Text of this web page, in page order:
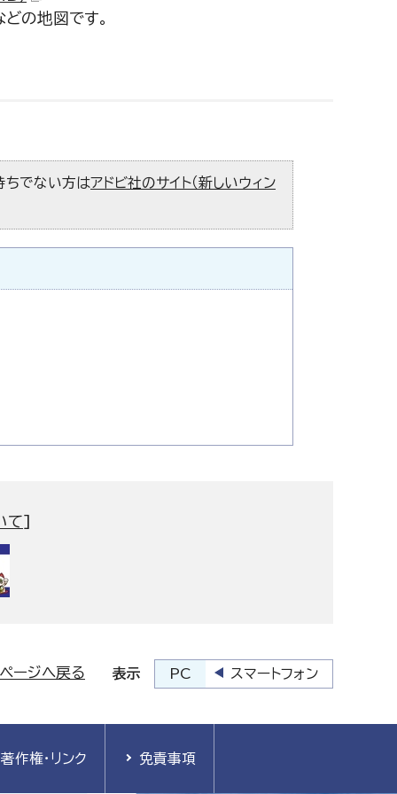
の地図です。
ちでない方はアドビ社のサイト（新しいウィン
て]
ージへ戻る 表示 PC スマートフォン
著作権・リンク 免責事項